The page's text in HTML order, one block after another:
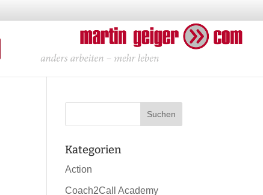
Kategorien
Action
Coach2Call Academy